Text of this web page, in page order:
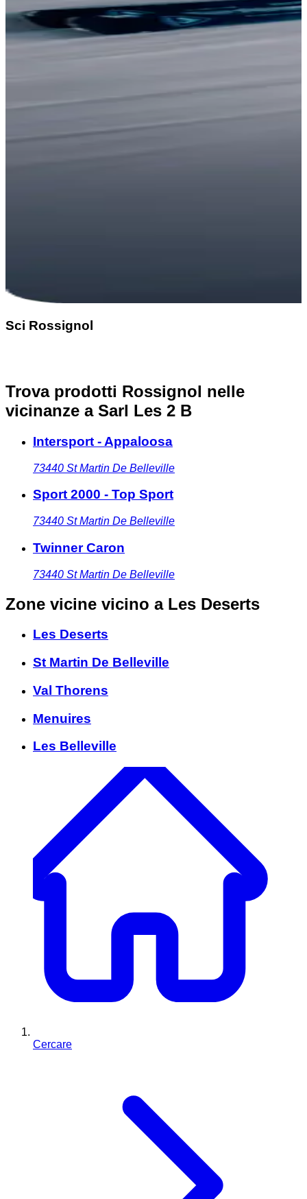
Sci Rossignol
Trova prodotti Rossignol nelle
vicinanze a Sarl Les 2 B
Intersport - Appaloosa
73440 St Martin De Belleville
Sport 2000 - Top Sport
73440 St Martin De Belleville
Twinner Caron
73440 St Martin De Belleville
Zone vicine vicino a Les Deserts
Les Deserts
St Martin De Belleville
Val Thorens
Menuires
Les Belleville
Cercare